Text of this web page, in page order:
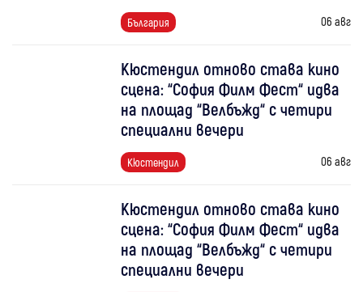
България 06 авг
Кюстендил отново става кино
сцена: “София Филм Фест“ идва
на площад “Велбъжд“ с четири
специални вечери
Кюстендил 06 авг
Кюстендил отново става кино
сцена: “София Филм Фест“ идва
на площад “Велбъжд“ с четири
специални вечери